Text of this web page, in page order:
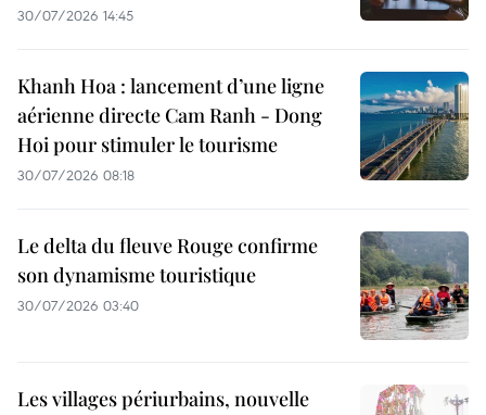
30/07/2026 14:45
Khanh Hoa : lancement d’une ligne
aérienne directe Cam Ranh - Dong
Hoi pour stimuler le tourisme
30/07/2026 08:18
Le delta du fleuve Rouge confirme
son dynamisme touristique
30/07/2026 03:40
Les villages périurbains, nouvelle